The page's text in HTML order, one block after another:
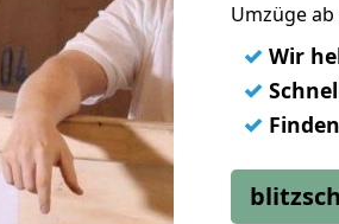
Umzüge
✓ Wir
✓
✓